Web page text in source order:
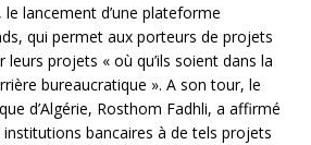
lancement d’une plateforme
qui permet aux porteurs de projets
leurs projets « où qu’ils soient dans la
bureaucratique ». A son tour, le
d’Algérie, Rosthom Fadhli, a affirmé
bancaires à de tels projets